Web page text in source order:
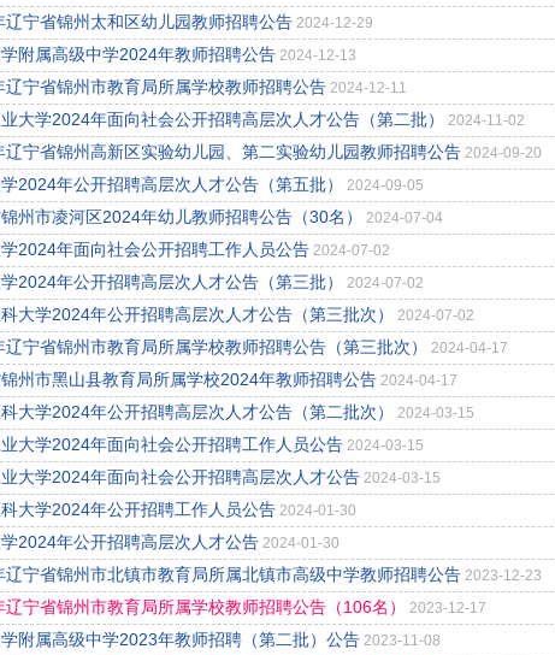
辽宁省锦州太和区幼儿园教师招聘公告 2024-12-29
附属高级中学2024年教师招聘公告 2024-12-13
辽宁省锦州市教育局所属学校教师招聘公告 2024-12-11
大学2024年面向社会公开招聘高层次人才公告（第二批）
2024-11-02
辽宁省锦州高新区实验幼儿园、第二实验幼儿园教师招聘公告 2024-09-20
2024年公开招聘高层次人才公告（第五批）
2024-09-05
州市凌河区2024年幼儿教师招聘公告（30名）
2024-07-04
2024年面向社会公开招聘工作人员公告 2024-07-02
2024年公开招聘高层次人才公告（第三批）
2024-07-02
大学2024年公开招聘高层次人才公告（第三批次）
2024-07-02
辽宁省锦州市教育局所属学校教师招聘公告（第三批次）
2024-04-17
州市黑山县教育局所属学校2024年教师招聘公告 2024-04-17
大学2024年公开招聘高层次人才公告（第二批次）
2024-03-15
大学2024年面向社会公开招聘工作人员公告 2024-03-15
大学2024年面向社会公开招聘高层次人才公告 2024-03-15
大学2024年公开招聘工作人员公告 2024-01-30
2024年公开招聘高层次人才公告 2024-01-30
辽宁省锦州市北镇市教育局所属北镇市高级中学教师招聘公告 2023-12-23
辽宁省锦州市教育局所属学校教师招聘公告（106名）
2023-12-17
附属高级中学2023年教师招聘（第二批）公告 2023-11-08